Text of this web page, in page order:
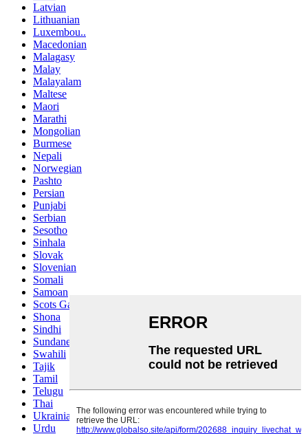
Latvian
Lithuanian
Luxembou..
Macedonian
Malagasy
Malay
Malayalam
Maltese
Maori
Marathi
Mongolian
Burmese
Nepali
Norwegian
Pashto
Persian
Punjabi
Serbian
Sesotho
Sinhala
Slovak
Slovenian
Somali
Samoan
Scots Gaelic
Shona
Sindhi
Sundanese
Swahili
Tajik
Tamil
Telugu
Thai
Ukrainian
Urdu